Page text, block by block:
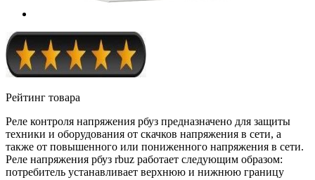
Рейтинг товара
Реле контроля напряжения рбуз предназначено для защиты
техники и оборудования от скачков напряжения в сети, а
также от повышенного или пониженного напряжения в сети.
Реле напряжения рбуз rbuz работает следующим образом:
потребитель устанавливает верхнюю и нижнюю границу